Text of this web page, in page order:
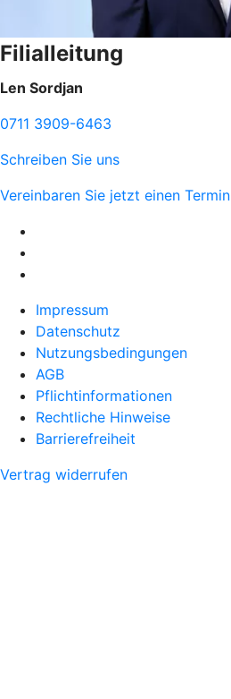
Filialleitung
Len Sordjan
0711 3909-6463
Schreiben Sie uns
Vereinbaren Sie jetzt einen Termin
Impressum
Datenschutz
Nutzungsbedingungen
AGB
Pflichtinformationen
Rechtliche Hinweise
Barrierefreiheit
Vertrag widerrufen